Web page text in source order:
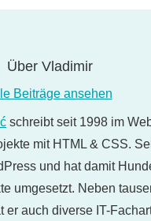
Über Vladimir
Beiträge ansehen
schreibt seit 1998 im
mit HTML & CSS.
und hat damit
umgesetzt. Neben
er auch diverse IT-